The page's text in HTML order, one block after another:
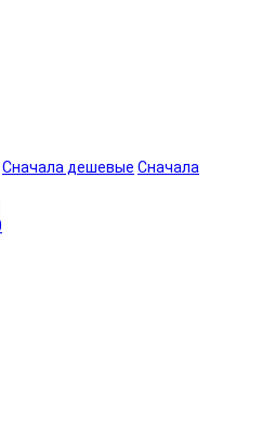
Сначала дешевые Сначала